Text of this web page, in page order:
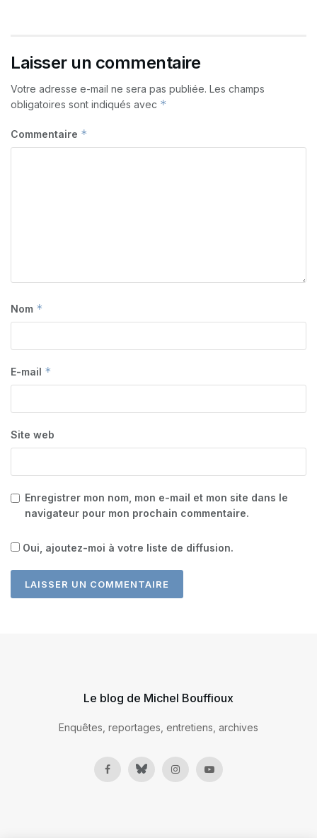
Laisser un commentaire
Votre adresse e-mail ne sera pas publiée. Les champs
obligatoires sont indiqués avec *
Commentaire *
Nom *
E-mail *
Site web
Enregistrer mon nom, mon e-mail et mon site dans le
navigateur pour mon prochain commentaire.
Oui, ajoutez-moi à votre liste de diffusion.
Le blog de Michel Bouffioux
Enquêtes, reportages, entretiens, archives